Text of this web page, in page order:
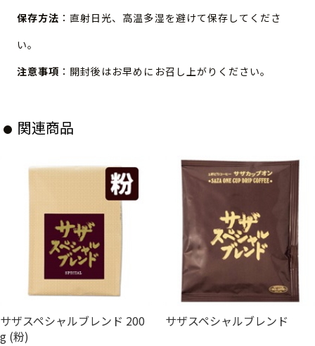
保存方法 ：直射日光、高温多湿を避けて保存してくださ
い。
注意事項 ：開封後はお早めにお召し上がりください。
関連商品
サザスペシャルブレンド 200
g (粉)
サザスペシャルブレンド